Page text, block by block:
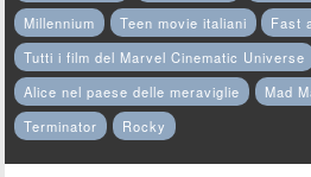
Millennium
Teen movie italiani
Fast
Tutti i film del Marvel Cinematic Universe
Alice nel paese delle meraviglie
Mad
Terminator
Rocky